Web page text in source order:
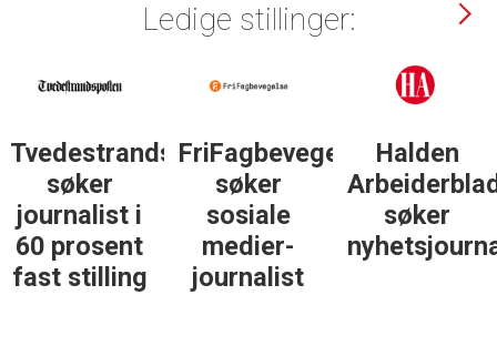
Ledige stillinger:
FriFagbevegelse
søker
sosiale
medier-
journalist
Halden
Arbeiderblad
søker
nyhetsjournalist
25. juni
søker
journalist